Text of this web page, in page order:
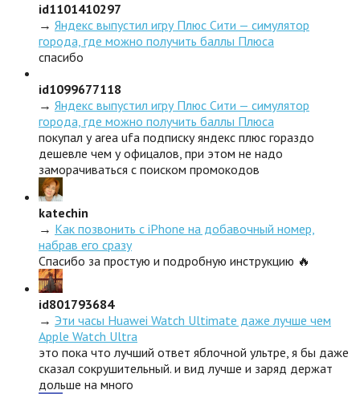
id1101410297
→ Яндекс выпустил игру Плюс Сити — симулятор
города, где можно получить баллы Плюса
спасибо
id1099677118
→ Яндекс выпустил игру Плюс Сити — симулятор
города, где можно получить баллы Плюса
покупал у area ufa подписку яндекс плюс гораздо
дешевле чем у офицалов, при этом не надо
заморачиваться с поиском промокодов
katechin
→ Как позвонить с iPhone на добавочный номер,
набрав его сразу
Спасибо за простую и подробную инструкцию 🔥
id801793684
→ Эти часы Huawei Watch Ultimate даже лучше чем
Apple Watch Ultra
это пока что лучший ответ яблочной ультре, я бы даже
сказал сокрушительный. и вид лучше и заряд держат
дольше на много